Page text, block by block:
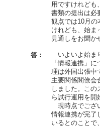
用ですけれども
書類の提出は必
観点では10月の
けれども、始ま
見通しをお聞か
答：
いよいよ始ま
「情報連携」
理は外国出張中
主要関係閣僚会
しました。この
ら試行運用を開
現時点でござ
情報連携が完了
いるとのことで